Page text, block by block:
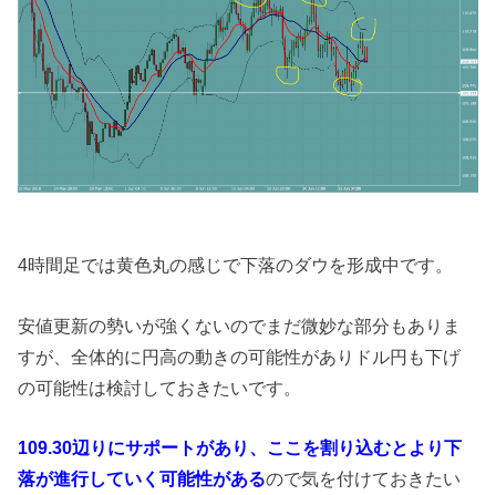
4時間足では黄色丸の感じで下落のダウを形成中です。
安値更新の勢いが強くないのでまだ微妙な部分もありま
すが、全体的に円高の動きの可能性がありドル円も下げ
の可能性は検討しておきたいです。
109.30辺りにサポートがあり、ここを割り込むとより下
落が進行していく可能性があるので気を付けておきたい